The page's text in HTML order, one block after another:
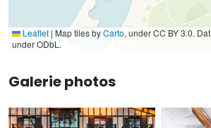
Leaflet | Map tiles byCarto, under CC BY 3.0.
under ODbL.
Galerie photos